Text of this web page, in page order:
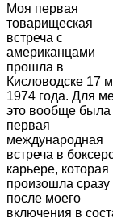
Моя первая
товарищеская
встреча с
американцами
прошла в
Кисловодске 17
1974 года. Для
это вообще была
первая
международная
встреча в
карьере, которая
произошла
после моего
включения в